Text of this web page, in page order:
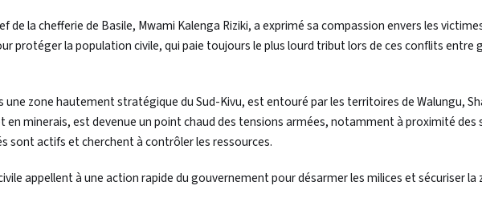
de la chefferie de Basile, Mwami Kalenga Riziki, a exprimé sa compassion envers les
protéger la population civile, qui paie toujours le plus lourd tribut lors de ces conflits entre
zone hautement stratégique du Sud-Kivu, est entouré par les territoires de Walungu,
en minerais, est devenue un point chaud des tensions armées, notamment à proximité des
sont actifs et cherchent à contrôler les ressources.
appellent à une action rapide du gouvernement pour désarmer les milices et sécuriser la